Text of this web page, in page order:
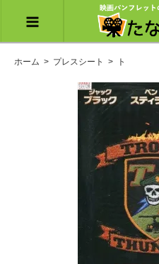
ホーム > プレスシート > ト